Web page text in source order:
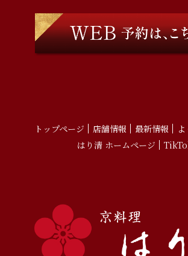
トップページ 店舗情報 最新情報
はり清 ホームページ